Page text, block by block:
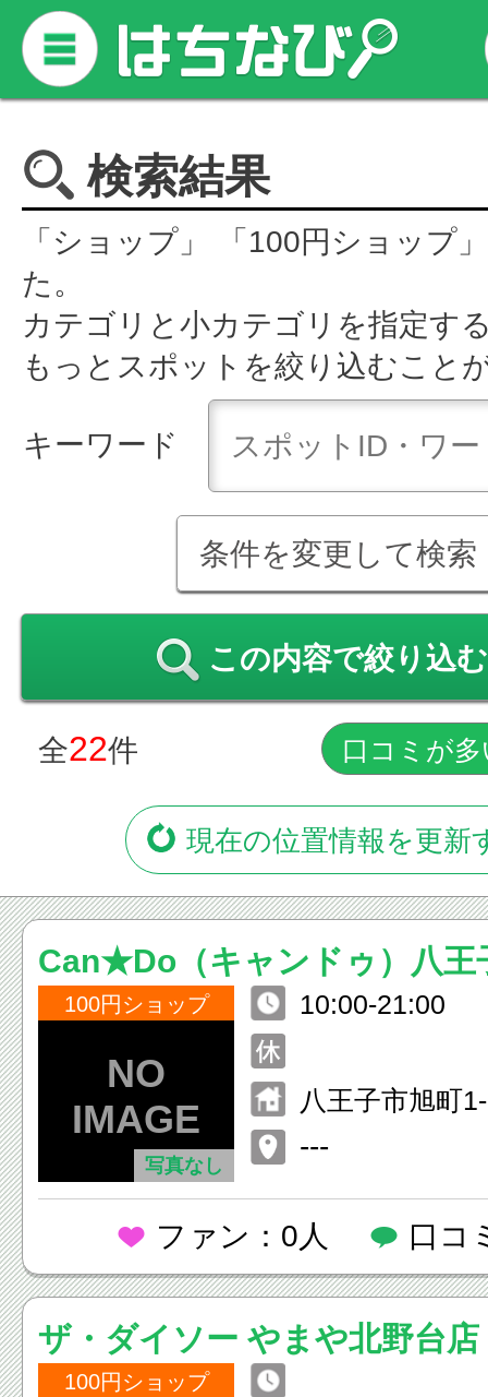
検索結果
「ショップ」 「100円ショップ
た。
カテゴリと小カテゴリを指定す
もっとスポットを絞り込むこと
キーワード
条件を変更して検索
この内容で絞り込む
全22件
現在の位置情報を更新
Can★Do（キャンドゥ）八王
100円ショップ
写真なし
10:00-21:00
八王子市旭町
---
ファン：0人 口コ
ザ・ダイソー やまや北野台店
100円ショップ